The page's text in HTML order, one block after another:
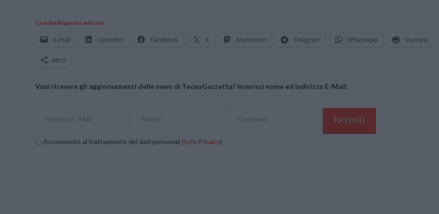
Condividi questo articolo:
E-mail LinkedIn Facebook X Mastodon Telegram WhatsApp Stampa
Altro
Vuoi ricevere gli aggiornamenti delle news di TecnoGazzetta? Inserisci nome ed indirizzo E-Mail:
Acconsento al trattamento dei dati personali (Info Privacy)